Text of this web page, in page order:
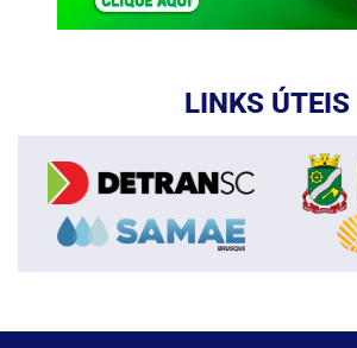
LINKS ÚTEIS